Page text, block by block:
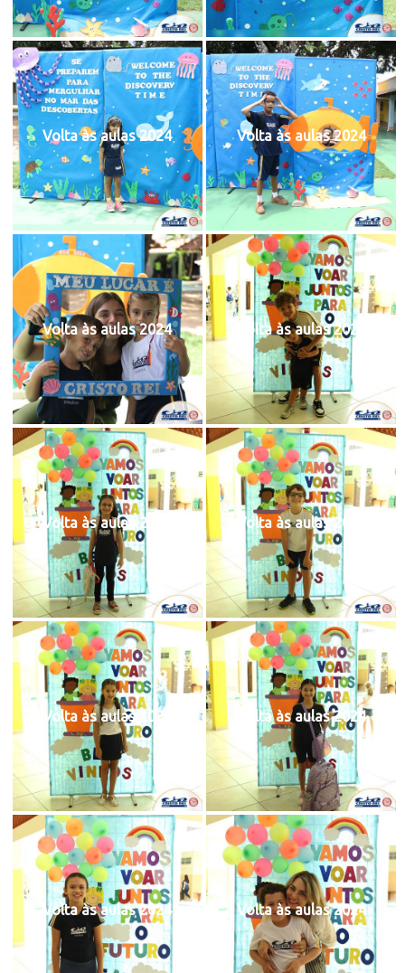
Volta às aulas 2024 Volta às aulas 2024
Volta às aulas 2024 Volta às aulas 2024
Volta às aulas 2024 Volta às aulas 2024
Volta às aulas 2024 Volta às aulas 2024
Volta às aulas 2024 Volta às aulas 2024